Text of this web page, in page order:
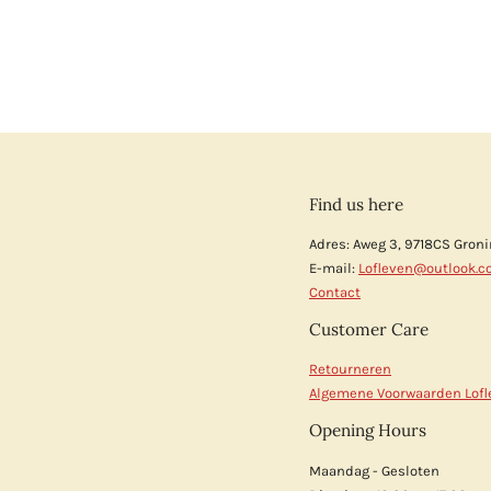
Find us here
Adres: Aweg 3, 9718CS
E-mail:
Contact
Customer Care
Retourneren
Algemene Voorwaarden
Opening Hours
Maandag - Gesloten